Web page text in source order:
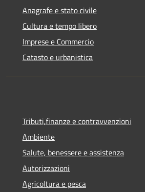
Anagrafe e stato civile
Cultura e tempo libero
Imprese e Commercio
Catasto e urbanistica
Tributi,finanze e contravvenzioni
Ambiente
Salute, benessere e assistenza
Autorizzazioni
Agricoltura e pesca